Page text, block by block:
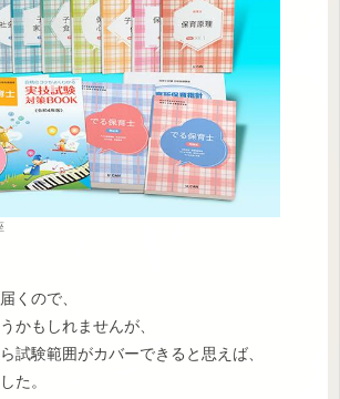
くので、
かもしれませんが、
試験範囲がカバーできると思えば、
た。